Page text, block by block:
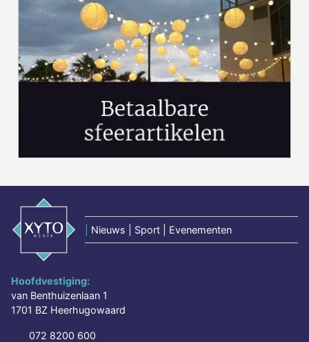
Nieuws | Sport | Evenementen
Hoofdvestiging:
van Benthuizenlaan 1
1701 BZ Heerhugowaard
072 8200 600